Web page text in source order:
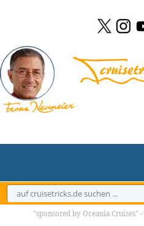
springen
"sponsored by Oceania Cruises" -